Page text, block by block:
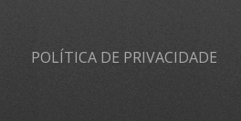
POLÍTICA DE PRIVACIDADE